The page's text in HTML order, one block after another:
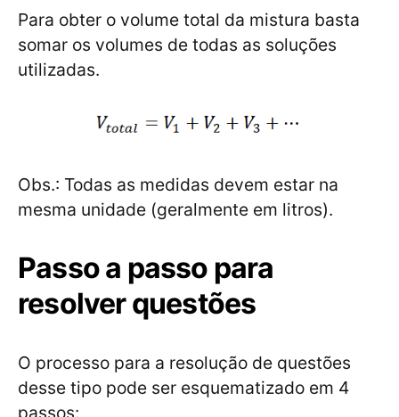
Para obter o volume total da mistura basta
somar os volumes de todas as soluções
utilizadas.
Obs.: Todas as medidas devem estar na
mesma unidade (geralmente em litros).
Passo a passo para
resolver questões
O processo para a resolução de questões
desse tipo pode ser esquematizado em 4